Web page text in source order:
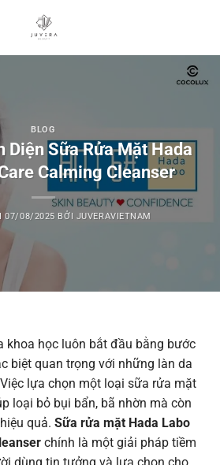
BLOG
Diện Sữa Rửa Mặt Hada
Calming Cleanser
07/08/2025 BỞI JUVERAVIETNAM
khoa học luôn bắt đầu bằng bước
biệt quan trọng với những làn da
lựa chọn một loại sữa rửa mặt
loại bỏ bụi bẩn, bã nhờn mà còn
quả. Sữa rửa mặt Hada Labo
chính là một giải pháp tiềm